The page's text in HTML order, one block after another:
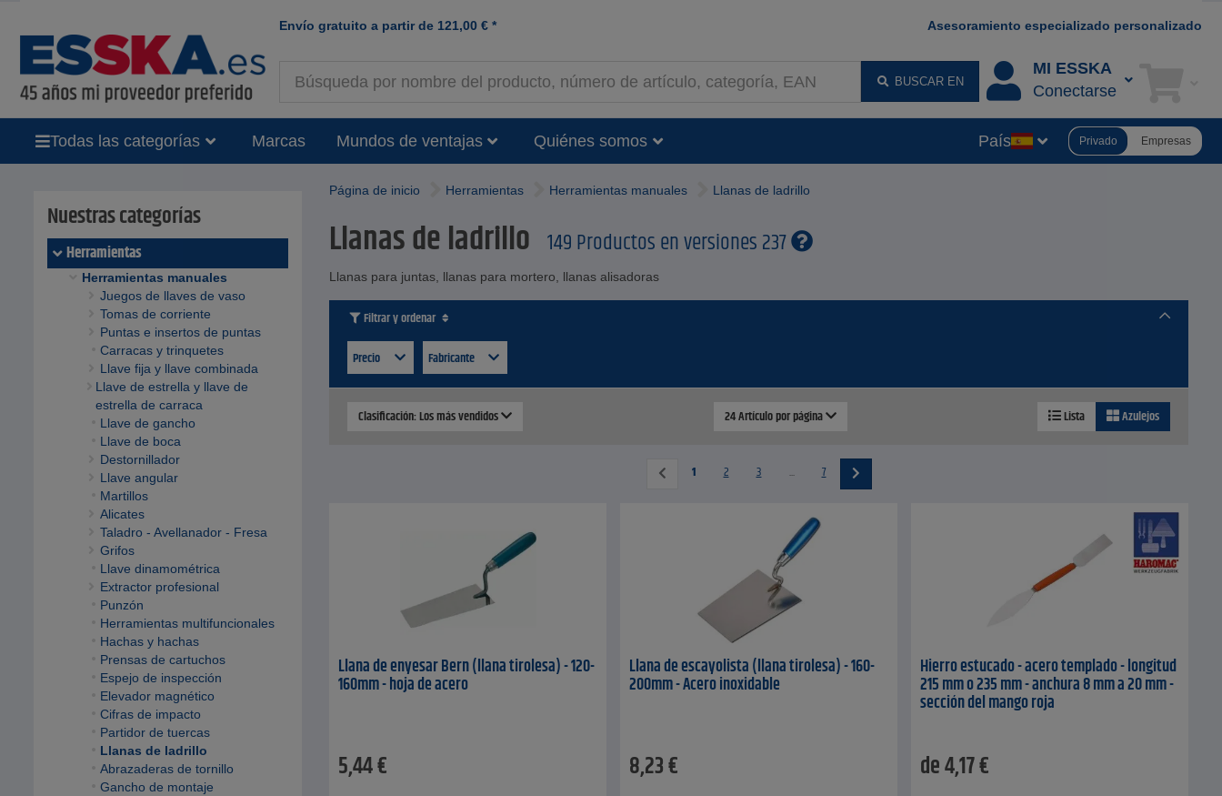
Envío gratuito a partir de 121,00 € * Asesoramiento especializado personalizado
BUSCAR EN
MI ESSKA
Conectarse
Todas las categorías Marcas Mundos de ventajas Quiénes somos País Privado Empresas
Nuestras categorías
Herramientas
Herramientas manuales
Juegos de llaves de vaso
Tomas de corriente
Puntas e insertos de puntas
Carracas y trinquetes
Llave fija y llave combinada
Llave de estrella y llave de
estrella de carraca
Llave de gancho
Llave de boca
Destornillador
Llave angular
Martillos
Alicates
Taladro - Avellanador - Fresa
Grifos
Llave dinamométrica
Extractor profesional
Punzón
Herramientas multifuncionales
Hachas y hachas
Prensas de cartuchos
Espejo de inspección
Elevador magnético
Cifras de impacto
Partidor de tuercas
Llanas de ladrillo
Abrazaderas de tornillo
Gancho de montaje
Página de inicio Herramientas Herramientas manuales Llanas de ladrillo
Llanas de ladrillo 149 Productos en versiones 237
Llanas para juntas, llanas para mortero, llanas alisadoras
Filtrar y ordenar
Precio
Fabricante
Clasificación: Los más vendidos 24 Artículo por página Lista Azulejos
1 2 3 ... 7
Llana de enyesar Bern (llana tirolesa) - 120-
160mm - hoja de acero
5,44€
Llana de escayolista (llana tirolesa) - 160-
200mm - Acero inoxidable
8,23€
Hierro estucado - acero templado - longitud
215 mm o 235 mm - anchura 8 mm a 20 mm -
sección del mango roja
de4,17€